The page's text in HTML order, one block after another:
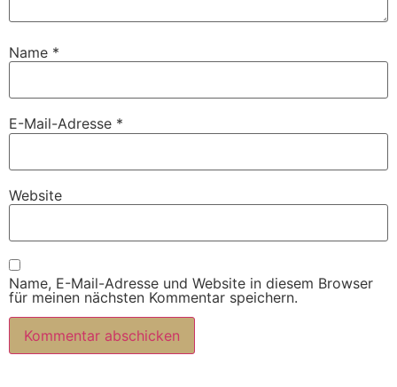
Name *
E-Mail-Adresse *
Website
Name, E-Mail-Adresse und Website in diesem Browser
für meinen nächsten Kommentar speichern.